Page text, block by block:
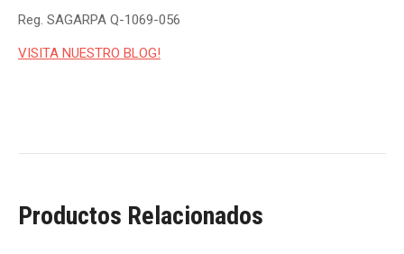
Reg. SAGARPA Q-1069-056
VISITA NUESTRO BLOG!
Productos Relacionados